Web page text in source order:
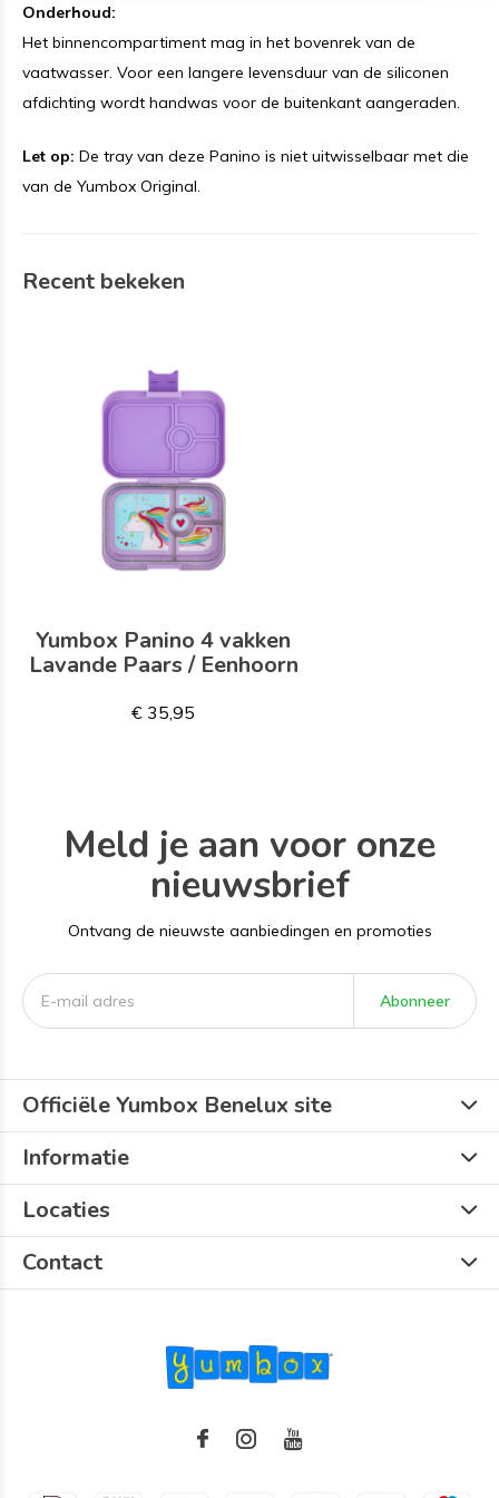
Onderhoud:
Het binnencompartiment mag in het bovenrek van de
vaatwasser. Voor een langere levensduur van de siliconen
afdichting wordt handwas voor de buitenkant aangeraden.
Let op: De tray van deze Panino is niet uitwisselbaar met die
van de Yumbox Original.
Recent bekeken
Yumbox Panino 4 vakken
Lavande Paars / Eenhoorn
€ 35,95
Meld je aan voor onze
nieuwsbrief
Ontvang de nieuwste aanbiedingen en promoties
Abonneer
Officiële Yumbox Benelux site
Informatie
Locaties
Contact